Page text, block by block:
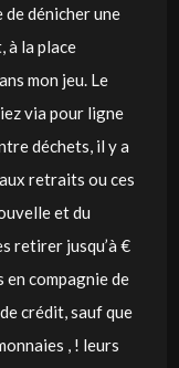
dénicher une
à la place
mon jeu. Le
via pour ligne
déchets, il y a
retraits ou ces
et du
retirer jusqu’à €
en compagnie de
crédit, sauf que
, ! leurs